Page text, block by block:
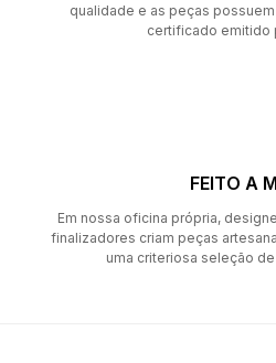
qualidade e as peças
certificado emitido
FEITO A
Em nossa oficina própria,
finalizadores criam peças
uma criteriosa seleção